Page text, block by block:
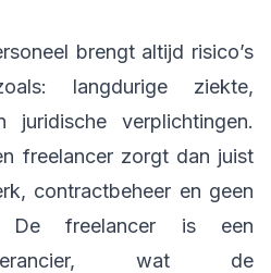
brengt altijd risico’s
langdurige ziekte,
juridische verplichtingen.
freelancer zorgt dan juist
contractbeheer en geen
De freelancer is een
wat de